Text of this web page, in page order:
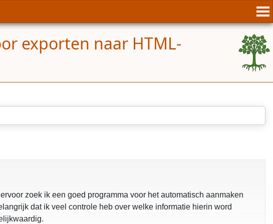
exporten naar HTML-
zoek ik een goed programma voor het automatisch aanmaken
dat ik veel controle heb over welke informatie hierin word